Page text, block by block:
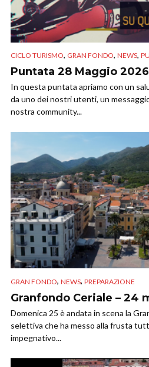
CICLO TURISMO, GRAN FONDO, NEWS,
Puntata 28 Maggio 2026
In questa puntata apriamo con un
da uno dei nostri utenti, un
nostra community...
GRAN FONDO, NEWS, PREPARAZIONE
Granfondo Ceriale – 24
Domenica 25 è andata in scena la
selettiva che ha messo alla frusta
impegnativo...